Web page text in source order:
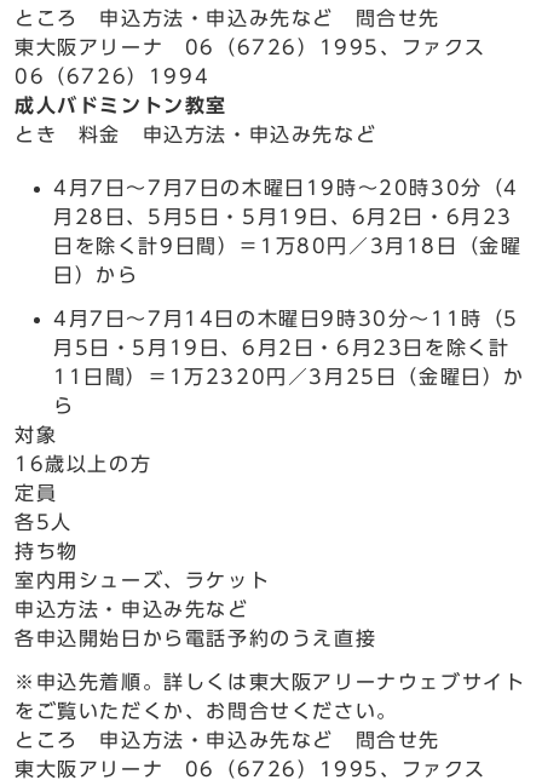
ところ 申込方法・申込み先など 問合せ先
東大阪アリーナ 06（6726）1995、ファクス
06（6726）1994
成人バドミントン教室
とき 料金 申込方法・申込み先など
4月7日～7月7日の木曜日19時～20時30分（4
月28日、5月5日・5月19日、6月2日・6月23
日を除く計9日間）＝1万80円／3月18日（金曜
日）から
4月7日～7月14日の木曜日9時30分～11時（5
月5日・5月19日、6月2日・6月23日を除く計
11日間）＝1万2320円／3月25日（金曜日）か
ら
対象
16歳以上の方
定員
各5人
持ち物
室内用シューズ、ラケット
申込方法・申込み先など
各申込開始日から電話予約のうえ直接
※申込先着順。詳しくは東大阪アリーナウェブサイト
をご覧いただくか、お問合せください。
ところ 申込方法・申込み先など 問合せ先
東大阪アリーナ 06（6726）1995、ファクス